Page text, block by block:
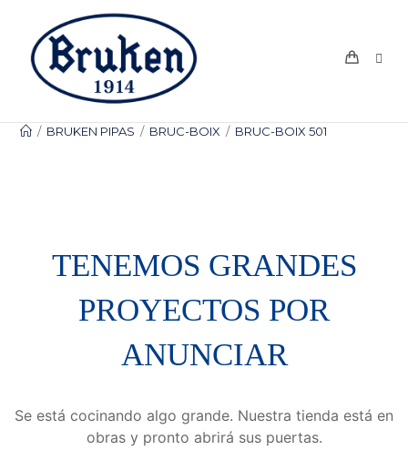
contenido
/ BRUKEN PIPAS / BRUC-BOIX / BRUC-BOIX 501
TENEMOS GRANDES
PROYECTOS POR
ANUNCIAR
Se está cocinando algo grande. Nuestra tienda está en
obras y pronto abrirá sus puertas.